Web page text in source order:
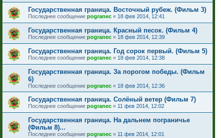
Государственная граница. Восточный рубеж. (Фильм 3)
Последнее сообщение pogranec « 18 фев 2014, 12:41
Государственная граница. Красный песок. (Фильм 4)
Последнее сообщение pogranec « 18 фев 2014, 12:39
Государственная граница. Год сорок первый. (Фильм 5)
Последнее сообщение pogranec « 18 фев 2014, 12:38
Государственная граница. За порогом победы. (Фильм
6)
Последнее сообщение pogranec « 18 фев 2014, 12:36
Государственная граница. Солёный ветер (Фильм 7)
Последнее сообщение pogranec « 11 фев 2014, 12:02
Государственная граница. На дальнем пограничье
(Фильм 8)...
Последнее сообщение pogranec « 11 фев 2014, 12:01